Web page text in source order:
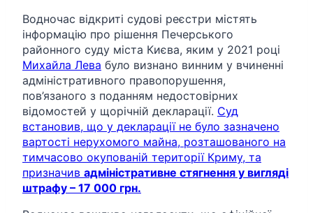
Водночас відкриті судові реєстри містять
інформацію про рішення Печерського
районного суду міста Києва, яким у 2021 році
Михайла Лева було визнано винним у вчиненні
адміністративного правопорушення,
пов’язаного з поданням недостовірних
відомостей у щорічній декларації. Суд
встановив, що у декларації не було зазначено
вартості нерухомого майна, розташованого на
тимчасово окупованій території Криму, та
призначив адміністративне стягнення у вигляді
штрафу – 17 000 грн.